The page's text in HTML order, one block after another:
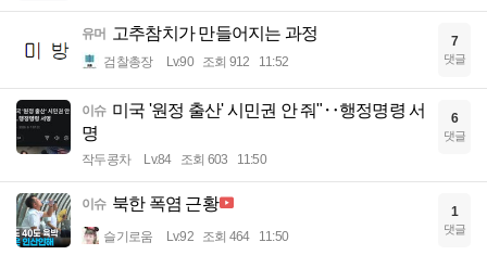
유머 고추참치가 만들어지는 과정
검찰총장 Lv.90 조회 912 11:52
7
댓글
이슈 미국 '원정 출산' 시민권 안 줘"‥행정명령 서
명
작두콩차 Lv.84 조회 603 11:50
6
댓글
이슈 북한 폭염 근황
슬기로움 Lv.92 조회 464 11:50
1
댓글